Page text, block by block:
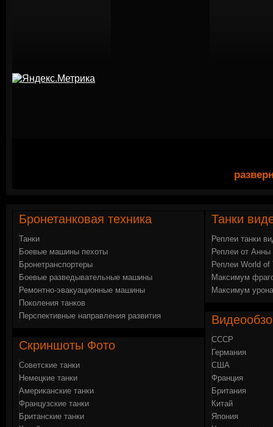
Бронетанковая техника
Танки
Боевые машины пехоты
Бронетранспортеры
Боевые разведывательные машины
Ремонтно-эвакуационные машины
Поколения танков
Перспективные направления развития
Скриншоты Фото
Советские танки
Немецкие танки
Американские танки
Французские танки
Британские танки
Танки
Реплеи танки
Реплеи от Анны
Реплеи World of
Максимум
Максимум
СССР
Германия
США
Франция
Британия
Китай
Япония